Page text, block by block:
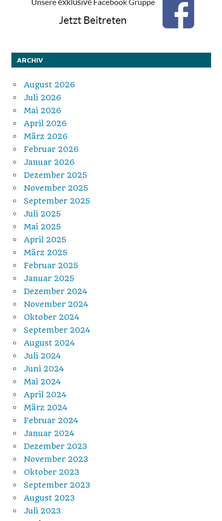
ARCHIV
August 2026
Juli 2026
Mai 2026
April 2026
März 2026
Februar 2026
Januar 2026
Dezember 2025
November 2025
September 2025
Juli 2025
Mai 2025
April 2025
März 2025
Februar 2025
Januar 2025
Dezember 2024
November 2024
Oktober 2024
September 2024
August 2024
Juli 2024
Juni 2024
Mai 2024
April 2024
März 2024
Februar 2024
Januar 2024
Dezember 2023
November 2023
Oktober 2023
September 2023
August 2023
Juli 2023